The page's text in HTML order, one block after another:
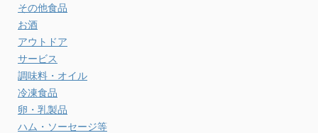
その他食品
お酒
アウトドア
サービス
調味料・オイル
冷凍食品
卵・乳製品
ハム・ソーセージ等